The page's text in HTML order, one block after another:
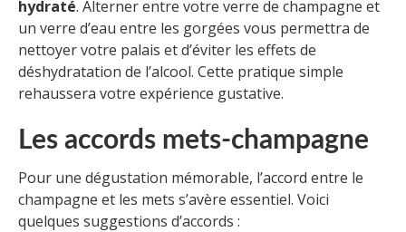
hydraté. Alterner entre votre verre de champagne et
un verre d’eau entre les gorgées vous permettra de
nettoyer votre palais et d’éviter les effets de
déshydratation de l’alcool. Cette pratique simple
rehaussera votre expérience gustative.
Les accords mets-champagne
Pour une dégustation mémorable, l’accord entre le
champagne et les mets s’avère essentiel. Voici
quelques suggestions d’accords :